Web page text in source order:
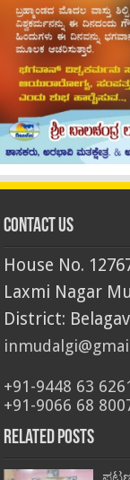
Contact Us
House No.
Laxmi Nagar
District:
+91-9448 63
+91-9066 68
Related Posts